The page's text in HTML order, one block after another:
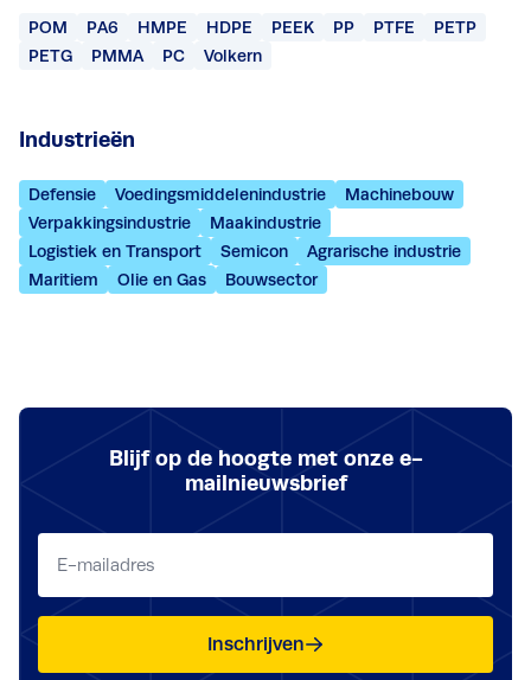
POM PA6 HMPE HDPE PEEK PP PTFE
PETP
PETG
PMMA PC Volkern
Industrieën
Defensie Voedingsmiddelenindustrie
Machinebouw
Verpakkingsindustrie
Maakindustrie
Logistiek en Transport
Semicon
Agrarische industrie
Maritiem
Olie en Gas Bouwsector
Blijf op de hoogte met onze e-
mailnieuwsbrief
mailadres
Inschrijven